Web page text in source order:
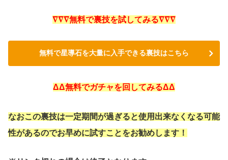
∇∇∇無料で裏技を試してみる∇∇∇
無料で星導石を大量に入手できる裏技はこちら
ΔΔ無料でガチャを回してみるΔΔ
なおこの裏技は一定期間が過ぎると使用出来なくなる可能
性があるのでお早めに試すことをお勧めします！